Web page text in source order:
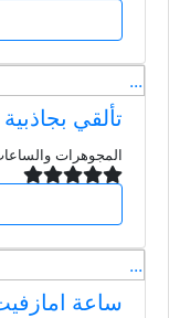
تألقي
المجوهرات
ساعة